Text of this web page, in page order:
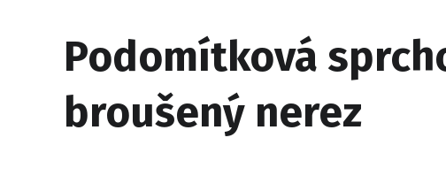
Podomítková
broušený nerez